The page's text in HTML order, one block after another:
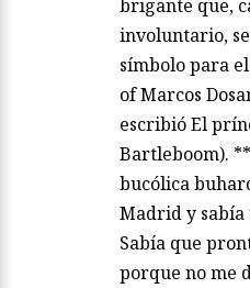
brigante que,
involuntario,
símbolo para
of Marcos
escribió El
Bartleboom).
bucólica
Madrid y sabía
Sabía que
porque no me